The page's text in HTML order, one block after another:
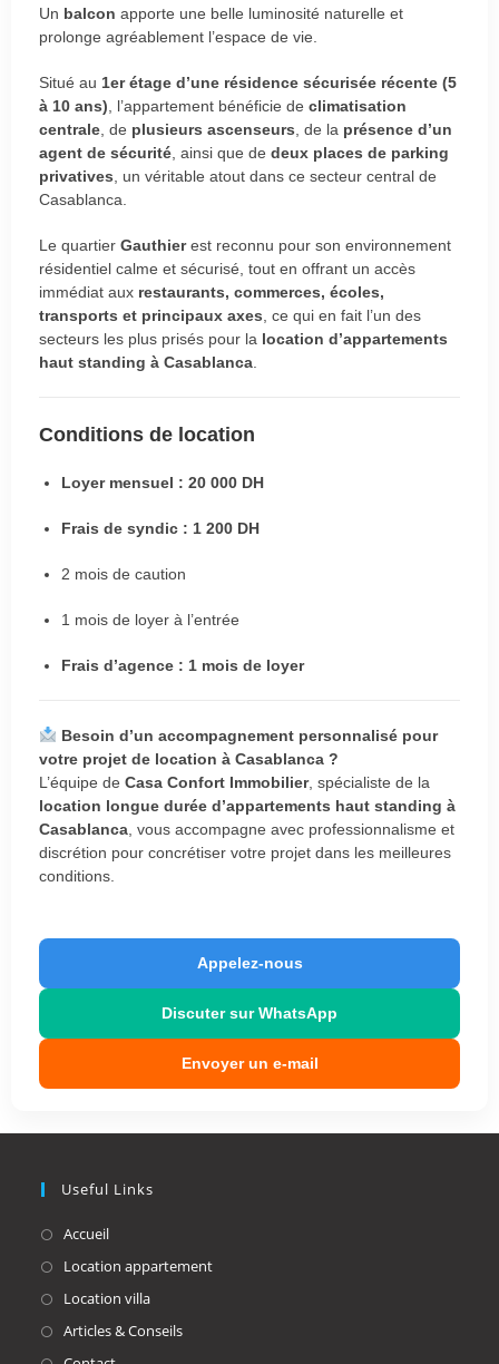
Un balcon apporte une belle luminosité naturelle et
prolonge agréablement l’espace de vie.
Situé au 1er étage d’une résidence sécurisée récente (5
à 10 ans) , l’appartement bénéficie de climatisation
centrale , de plusieurs ascenseurs , de la présence d’un
agent de sécurité , ainsi que de deux places de parking
privatives , un véritable atout dans ce secteur central de
Casablanca.
Le quartier Gauthierest reconnu pour son environnement
résidentiel calme et sécurisé, tout en offrant un accès
immédiat aux restaurants, commerces, écoles,
transports et principaux axes , ce qui en fait l’un des
secteurs les plus prisés pour la location d’appartements
haut standing à Casablanca
Conditions de location
Loyer mensuel : 20 000 DH
Frais de syndic : 1 200 DH
2 mois de caution
1 mois de loyer à l’entrée
Frais d’agence : 1 mois de loyer
Besoin d’un accompagnement personnalisé pour
votre projet de location à Casablanca ?
L’équipe de Casa Confort Immobilier, spécialiste de la
location longue durée d’appartements haut standing à
Casablanca , vous accompagne avec professionnalisme et
discrétion pour concrétiser votre projet dans les meilleures
conditions.
Appelez-nous
Discuter sur WhatsApp
Envoyer un e-mail
Useful Links
AccueilOpens
in
tab
Location appartementOpens
Location villaOpens
in
Articles & ConseilsOpens